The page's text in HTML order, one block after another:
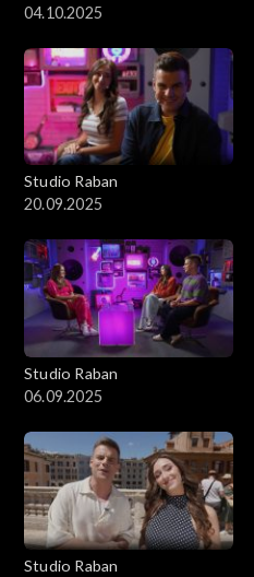
04.10.2025
Studio Raban
20.09.2025
Studio Raban
06.09.2025
Studio Raban